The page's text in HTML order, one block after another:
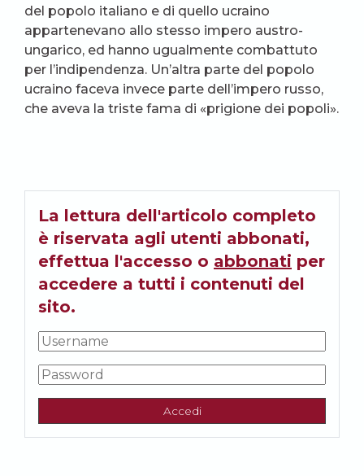
del popolo italiano e di quello ucraino
appartenevano allo stesso impero austro-
ungarico, ed hanno ugualmente combattuto
per l’indipendenza. Un’altra parte del popolo
ucraino faceva invece parte dell’impero russo,
che aveva la triste fama di «prigione dei popoli».
La lettura dell'articolo completo
è riservata agli utenti abbonati,
effettua l'accesso o abbonati per
accedere a tutti i contenuti del
sito.
Accedi